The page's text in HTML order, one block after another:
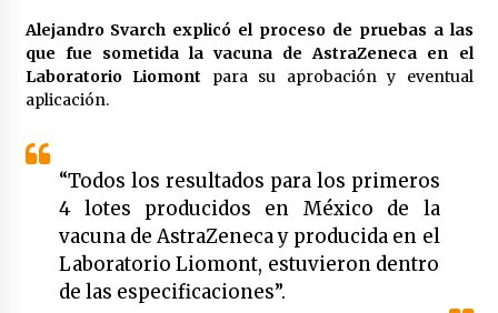
2 meses atrás
Trump anuncia acuerdo con Irán y el fin de
Trump asegura que barcos cargados de
petróleo están empezando a salir de Ormuz
2 meses atrás
México libraría posible arancel de EE.UU. en
85% de sus exportaciones
Alejandro Svarch explicó el proceso de pruebas a las
que fue sometida la vacuna de AstraZeneca en el
Laboratorio Liomont para su aprobación y eventual
aplicación.
“Todos los resultados para los primeros
4 lotes producidos en México de la
vacuna de AstraZeneca y producida en el
Laboratorio Liomont, estuvieron dentro
de las especificaciones”.